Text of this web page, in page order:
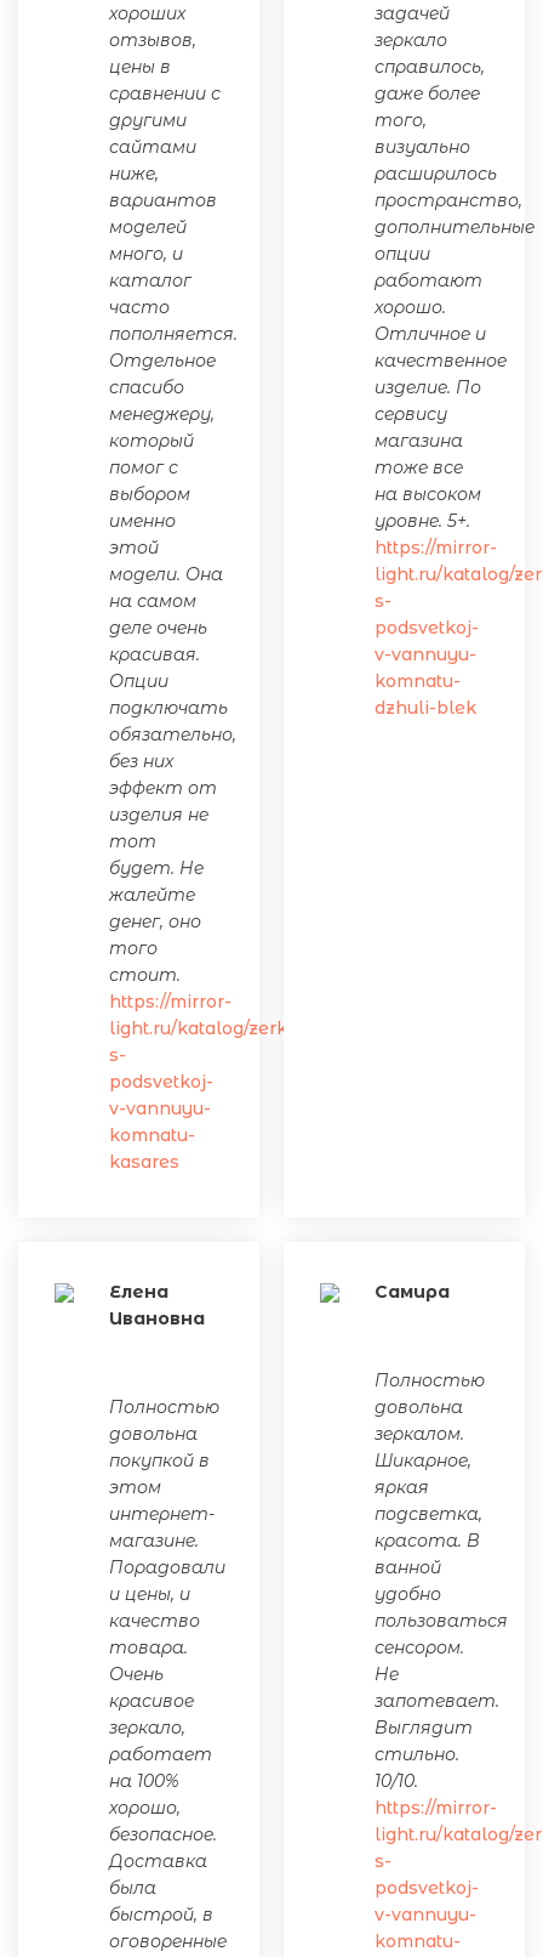
хороших
отзывов,
цены в
сравнении с
другими
сайтами
ниже,
вариантов
моделей
много, и
каталог
часто
пополняется.
Отдельное
спасибо
менеджеру,
который
помог с
выбором
именно
этой
модели. Она
на самом
деле очень
красивая.
Опции
подключать
обязательно,
без них
эффект от
изделия не
тот
будет. Не
жалейте
денег, оно
того
стоит.
https://mirror-
light.ru/katalog/zerkalo-
s-
podsvetkoj-
v-vannuyu-
komnatu-
kasares
задачей
зеркало
справилось,
даже более
того,
визуально
расширилось
пространство,
дополнительные
опции
работают
хорошо.
Отличное и
качественное
изделие. По
сервису
магазина
тоже все
на высоком
уровне. 5+.
https://mirror-
light.ru/katalog/
s-
podsvetkoj-
v-vannuyu-
komnatu-
dzhuli-blek
Елена
Ивановна
Полностью
довольна
покупкой в
этом
интернет-
магазине.
Порадовали
и цены, и
качество
товара.
Очень
красивое
зеркало,
работает
на 100%
хорошо,
безопасное.
Доставка
была
быстрой, в
оговоренные
Самира
Полностью
довольна
зеркалом.
Шикарное,
яркая
подсветка,
красота. В
ванной
удобно
пользоваться
сенсором.
Не
запотевает.
Выглядит
стильно.
10/10.
https://mirror-
light.ru/katalog/
s-
podsvetkoj-
v-vannuyu-
komnatu-